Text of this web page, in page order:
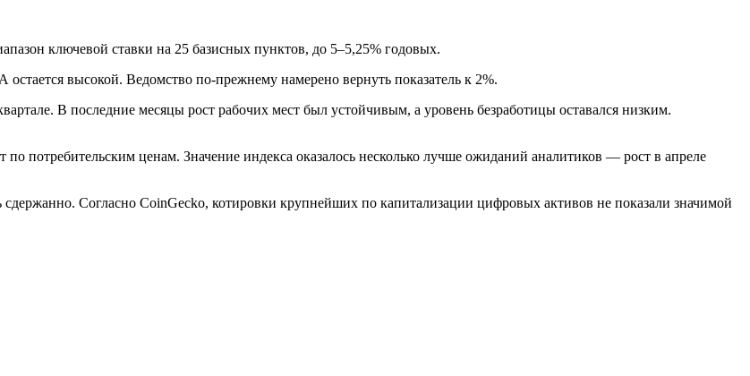
ключевой ставки на 25 базисных пунктов, до 5–5,25% годовых.
высокой. Ведомство по-прежнему намерено вернуть показатель к 2%.
В последние месяцы рост рабочих мест был устойчивым, а уровень безработицы оставался низким.
по потребительским ценам. Значение индекса оказалось несколько лучше ожиданий аналитиков — рост в апреле
Согласно CoinGecko, котировки крупнейших по капитализации цифровых активов не показали значимой